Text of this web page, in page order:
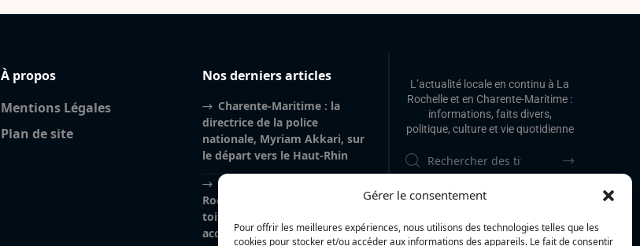
Gérer le consentement
Pour offrir les meilleures expériences, nous utilisons des technologies telles que les
cookies pour stocker et/ou accéder aux informations des appareils. Le fait de consentir
À propos
Mentions Légales
Plan de site
Nos derniers articles
Charente-Maritime : la
directrice de la police
nationale, Myriam Akkari, sur
le départ vers le Haut-Rhin
Incendie à la gare de La
Rochelle : près de 20 m² de
toiture brûlés, l’origine
accidentelle privilégiée
L’actualité locale en continu à La
Rochelle et en Charente-Maritime :
informations, faits divers,
politique, culture et vie quotidienne